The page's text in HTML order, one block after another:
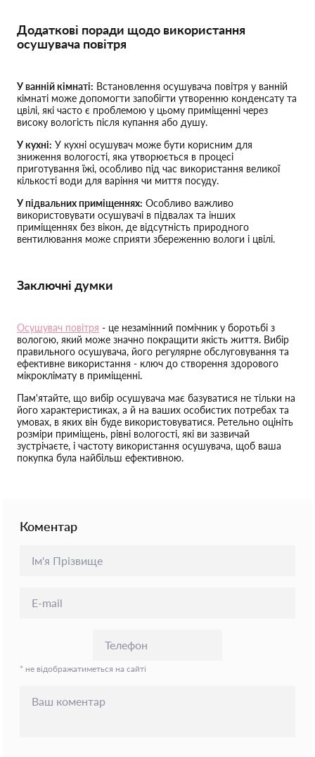
Додаткові поради щодо використання
осушувача повітря
У ванній кімнаті: Встановлення осушувача повітря у ванній
кімнаті може допомогти запобігти утворенню конденсату та
цвілі, які часто є проблемою у цьому приміщенні через
високу вологість після купання або душу.
У кухні: У кухні осушувач може бути корисним для
зниження вологості, яка утворюється в процесі
приготування їжі, особливо під час використання великої
кількості води для варіння чи миття посуду.
У підвальних приміщеннях: Особливо важливо
використовувати осушувачі в підвалах та інших
приміщеннях без вікон, де відсутність природного
вентилювання може сприяти збереженню вологи і цвілі.
Заключні думки
Осушувач повітря - це незамінний помічник у боротьбі з
вологою, який може значно покращити якість життя. Вибір
правильного осушувача, його регулярне обслуговування та
ефективне використання - ключ до створення здорового
мікроклімату в приміщенні.
Пам'ятайте, що вибір осушувача має базуватися не тільки на
його характеристиках, а й на ваших особистих потребах та
умовах, в яких він буде використовуватися. Ретельно оцініть
розміри приміщень, рівні вологості, які ви зазвичай
зустрічаєте, і частоту використання осушувача, щоб ваша
покупка була найбільш ефективною.
Коментар
* не відображатиметься на сайті